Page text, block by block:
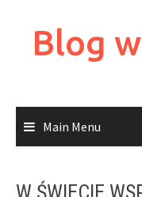
contentBlog
Main Menu
W ŚWIECIE